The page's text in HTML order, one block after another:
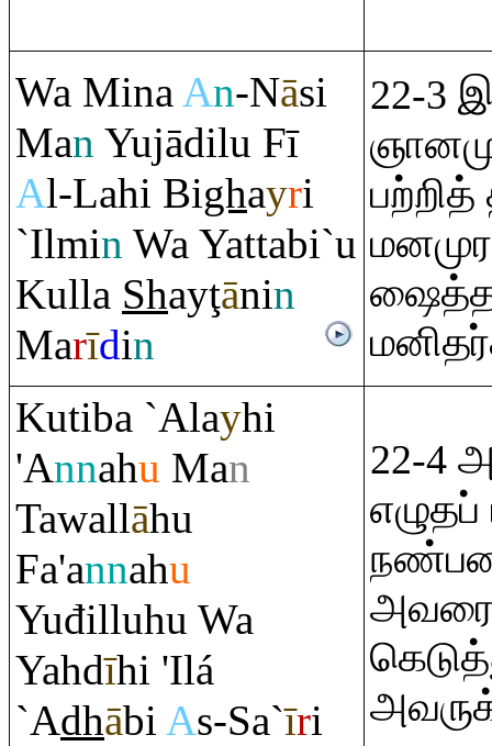
Wa MinaAn-Nāsi
Man Yujādilu Fī
Al-Lahi Bighayri
`Ilmin Wa Yattabi`u
Kulla Shayţānin
Marīdin
22-3
Kutiba `Alayhi
'Annahu Man
Tawallāhu
Fa'annahu
Yuđilluhu Wa
Yahdīhi 'Ilá
`Adhābi As-Sa`īri
22-4
அவரை